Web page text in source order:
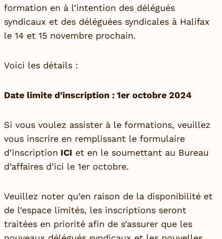
formation en à l’intention des délégués
syndicaux et des déléguées syndicales à Halifax
le 14 et 15 novembre prochain.
Voici les détails :
Date limite d’inscription : 1er octobre 2024
Si vous voulez assister à le formations, veuillez
vous inscrire en remplissant le formulaire
d’inscription ICI et en le soumettant au Bureau
d’affaires d’ici le 1er octobre.
Veuillez noter qu’en raison de la disponibilité et
de l’espace limités, les inscriptions seront
traitées en priorité afin de s’assurer que les